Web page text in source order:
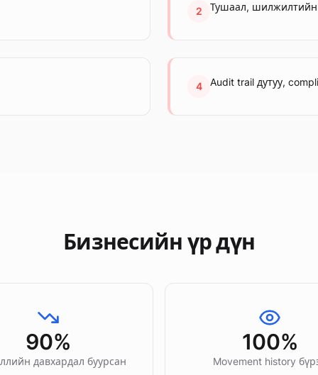
2 Тушаал, шилжилтийн
4 Audit trail дутуу,
Бизнесийн үр дүн
90%
давхардал буурсан
100%
Movement history